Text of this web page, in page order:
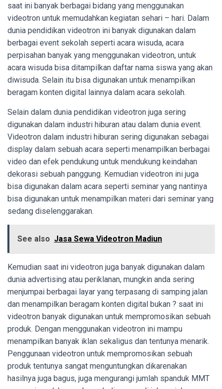
saat ini banyak berbagai bidang yang menggunakan
videotron untuk memudahkan kegiatan sehari – hari. Dalam
dunia pendidikan videotron ini banyak digunakan dalam
berbagai event sekolah seperti acara wisuda, acara
perpisahan banyak yang menggunakan videotron, untuk
acara wisuda bisa ditampilkan daftar nama siswa yang akan
diwisuda. Selain itu bisa digunakan untuk menampilkan
beragam konten digital lainnya dalam acara sekolah.
Selain dalam dunia pendidikan videotron juga sering
digunakan dalam industri hiburan atau dalam dunia event.
Videotron dalam industri hiburan sering digunakan sebagai
display dalam sebuah acara seperti menampilkan berbagai
video dan efek pendukung untuk mendukung keindahan
dekorasi sebuah panggung. Kemudian videotron ini juga
bisa digunakan dalam acara seperti seminar yang nantinya
bisa digunakan untuk menampilkan materi dari seminar yang
sedang diselenggarakan.
See also Jasa Sewa Videotron Madiun
Kemudian saat ini videotron juga banyak digunakan dalam
dunia advertising atau periklanan, mungkin anda sering
menjumpai berbagai layar yang terpasang di samping jalan
dan menampilkan beragam konten digital bukan ? saat ini
videotron banyak digunakan untuk mempromosikan sebuah
produk. Dengan menggunakan videotron ini mampu
menampilkan banyak iklan sekaligus dan tentunya menarik.
Penggunaan videotron untuk mempromosikan sebuah
produk tentunya sangat menguntungkan dikarenakan
hasilnya juga bagus, juga mengurangi jumlah spanduk MMT